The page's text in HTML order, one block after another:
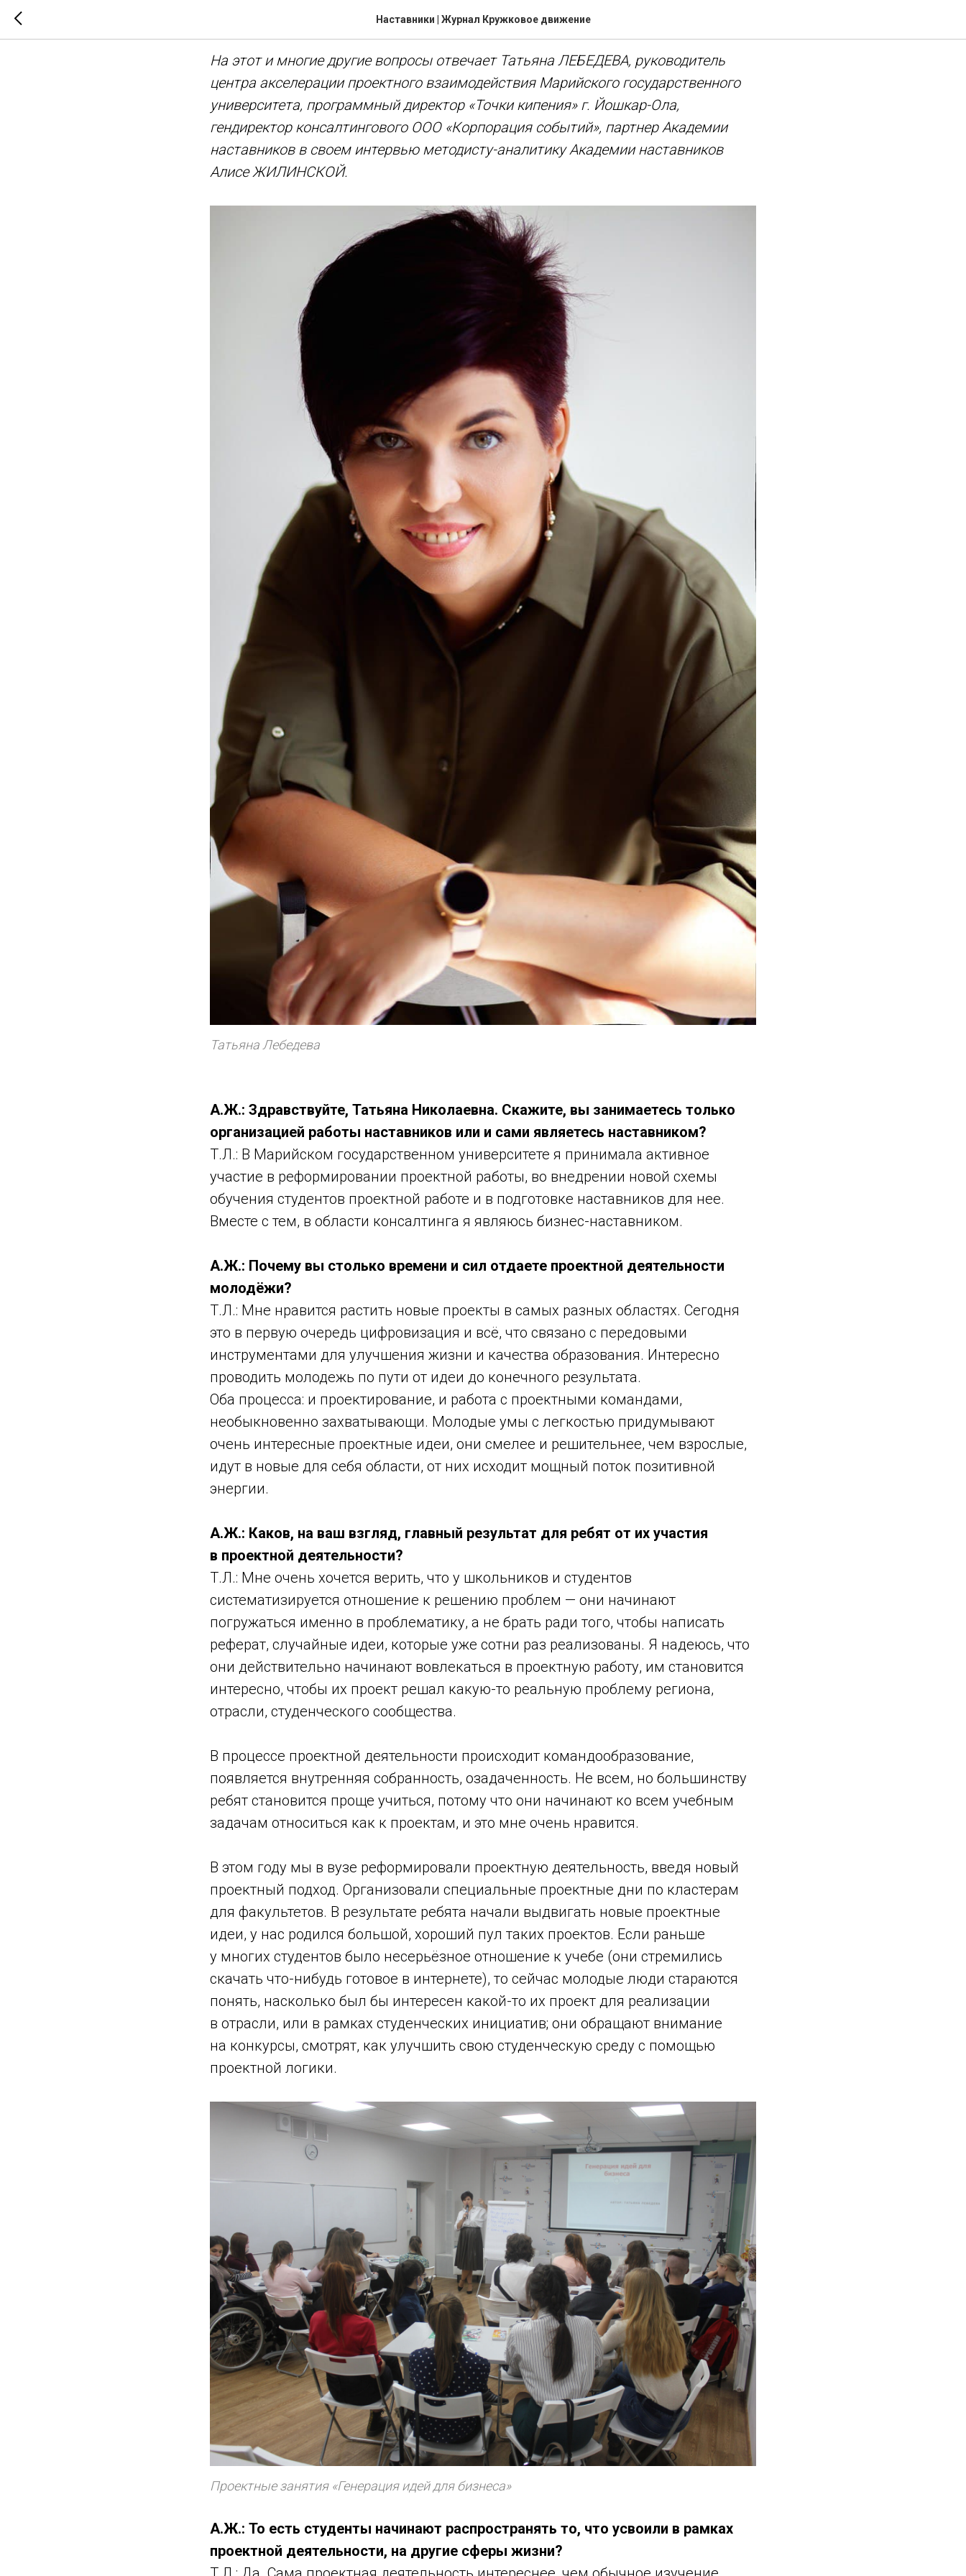
Наставники | Журнал Кружковое движение
Как организовать проектную работу в вузе?
На этот и многие другие вопросы отвечает Татьяна ЛЕБЕДЕВА, руководитель
центра акселерации проектного взаимодействия Марийского государственного
университета, программный директор «Точки кипения» г. Йошкар-Ола,
гендиректор консалтингового ООО «Корпорация событий», партнер Академии
наставников в своем интервью методисту-аналитику Академии наставников
Алисе ЖИЛИНСКОЙ.
Татьяна Лебедева
А.Ж.: Здравствуйте, Татьяна Николаевна. Скажите, вы занимаетесь только
организацией работы наставников или и сами являетесь наставником?
Т.Л.: В Марийском государственном университете я принимала активное
участие в реформировании проектной работы, во внедрении новой схемы
обучения студентов проектной работе и в подготовке наставников для нее.
Вместе с тем, в области консалтинга я являюсь бизнес-наставником.
А.Ж.: Почему вы столько времени и сил отдаете проектной деятельности
молодёжи?
Т.Л.: Мне нравится растить новые проекты в самых разных областях. Сегодня
это в первую очередь цифровизация и всё, что связано с передовыми
инструментами для улучшения жизни и качества образования. Интересно
проводить молодежь по пути от идеи до конечного результата.
Оба процесса: и проектирование, и работа с проектными командами,
необыкновенно захватывающи. Молодые умы с легкостью придумывают
очень интересные проектные идеи, они смелее и решительнее, чем взрослые,
идут в новые для себя области, от них исходит мощный поток позитивной
энергии.
А.Ж.: Каков, на ваш взгляд, главный результат для ребят от их участия
в проектной деятельности?
Т.Л.: Мне очень хочется верить, что у школьников и студентов
систематизируется отношение к решению проблем — они начинают
погружаться именно в проблематику, а не брать ради того, чтобы написать
реферат, случайные идеи, которые уже сотни раз реализованы. Я надеюсь, что
они действительно начинают вовлекаться в проектную работу, им становится
интересно, чтобы их проект решал какую-то реальную проблему региона,
отрасли, студенческого сообщества.
В процессе проектной деятельности происходит командообразование,
появляется внутренняя собранность, озадаченность. Не всем, но большинству
ребят становится проще учиться, потому что они начинают ко всем учебным
задачам относиться как к проектам, и это мне очень нравится.
В этом году мы в вузе реформировали проектную деятельность, введя новый
проектный подход. Организовали специальные проектные дни по кластерам
для факультетов. В результате ребята начали выдвигать новые проектные
идеи, у нас родился большой, хороший пул таких проектов. Если раньше
у многих студентов было несерьёзное отношение к учебе (они стремились
скачать что-нибудь готовое в интернете), то сейчас молодые люди стараются
понять, насколько был бы интересен какой-то их проект для реализации
в отрасли, или в рамках студенческих инициатив; они обращают внимание
на конкурсы, смотрят, как улучшить свою студенческую среду с помощью
проектной логики.
Проектные занятия «Генерация идей для бизнеса»
А.Ж.: То есть студенты начинают распространять то, что усвоили в рамках
проектной деятельности, на другие сферы жизни?